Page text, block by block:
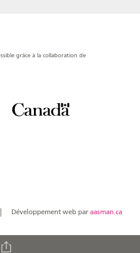
grâce à la collaboration de
Développement web paraasman.ca